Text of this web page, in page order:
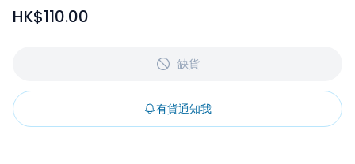
HK$110.00
缺貨
有貨通知我